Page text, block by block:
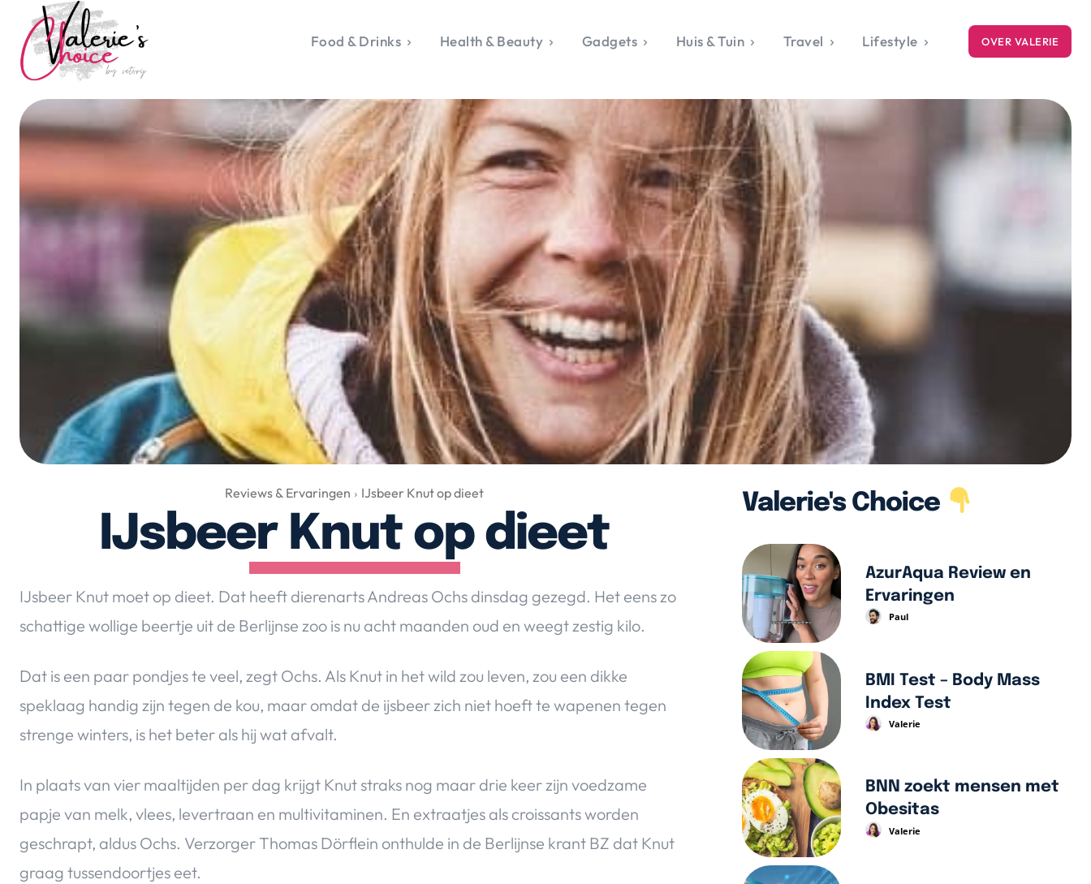
Travel & Culture
Food & Drinks
Happyness & Opmerkelijk
Lifestyle, Sport &
Duurzaamheid
Gadgets & Tech
Top 5 van Valerie
Health & Beauty
Huis & Tuin
Nieuws & Media
Over Valerie
De Top 5
Contact
Food & Drinks
Health & BeautyGadgets
Huis & TuinTravelLifestyle
Food & Drinks Health & Beauty Gadgets Huis & Tuin Travel Lifestyle OVER VALERIE
Reviews & Ervaringen IJsbeer Knut op dieet
IJsbeer Knut op dieet
IJsbeer Knut moet op dieet. Dat heeft dierenarts Andreas Ochs dinsdag gezegd. Het eens zo
schattige wollige beertje uit de Berlijnse zoo is nu acht maanden oud en weegt zestig kilo.
Dat is een paar pondjes te veel, zegt Ochs. Als Knut in het wild zou leven, zou een dikke
speklaag handig zijn tegen de kou, maar omdat de ijsbeer zich niet hoeft te wapenen tegen
strenge winters, is het beter als hij wat afvalt.
In plaats van vier maaltijden per dag krijgt Knut straks nog maar drie keer zijn voedzame
papje van melk, vlees, levertraan en multivitaminen. En extraatjes als croissants worden
geschrapt, aldus Ochs. Verzorger Thomas Dörflein onthulde in de Berlijnse krant BZ dat Knut
graag tussendoortjes eet.
Valerie's Choice
AzurAqua Review en
Ervaringen
Paul
BMI Test – Body Mass
Index Test
Valerie
BNN zoekt mensen met
Obesitas
Valerie